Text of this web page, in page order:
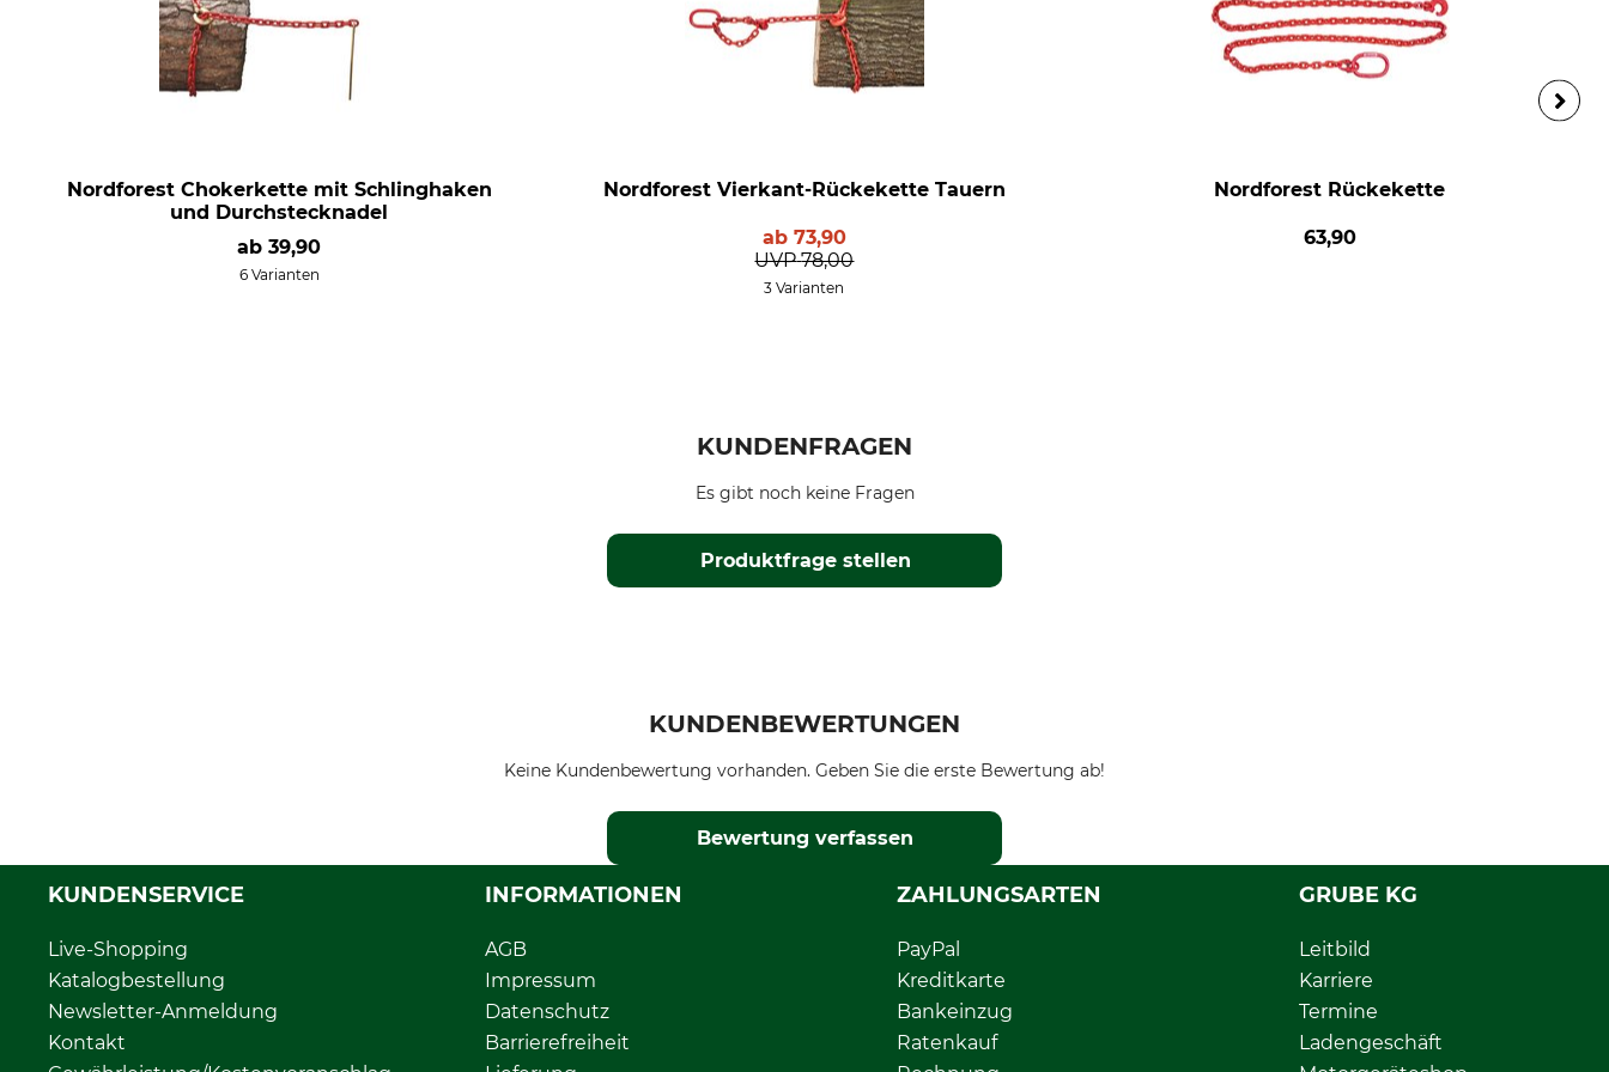
Nordforest Chokerkette mit Schlinghaken
und Durchstecknadel
ab39,90
6 Varianten
Nordforest Vierkant-Rückekette Tauern
ab 73,90
UVP 78,00
3 Varianten
Nordforest Rückekette
63,90
KUNDENFRAGEN
Produktfrage stellen
Es gibt noch keine Fragen
KUNDENBEWERTUNGEN
Keine Kundenbewertung vorhanden. Geben Sie die erste Bewertung ab!
Bewertung verfassen
KUNDENSERVICE
Live-Shopping
Katalogbestellung
Newsletter-Anmeldung
Kontakt
INFORMATIONEN
AGB
Impressum
Datenschutz
Barrierefreiheit
ZAHLUNGSARTEN
PayPal
Kreditkarte
Bankeinzug
Ratenkauf
GRUBE KG
Leitbild
Karriere
Termine
Ladengeschäft